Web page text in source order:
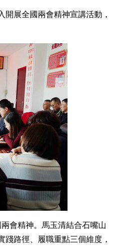
展全國兩會精神宣講活動，
會精神。馬玉清結合石嘴山
路徑、履職重點三個維度，